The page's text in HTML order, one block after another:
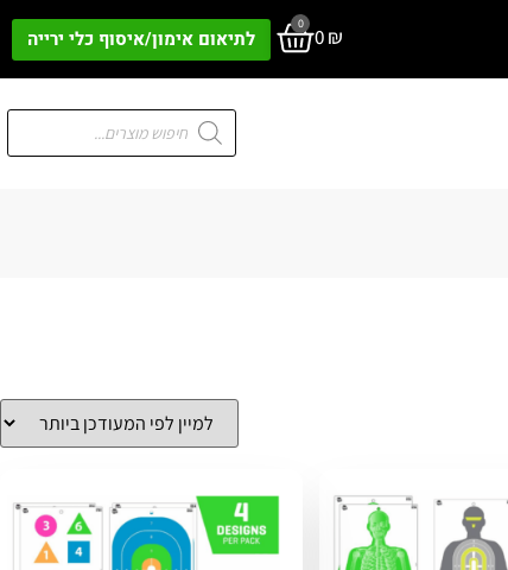
0₪
0
לתיאום אימון/איסוף כלי ירייה